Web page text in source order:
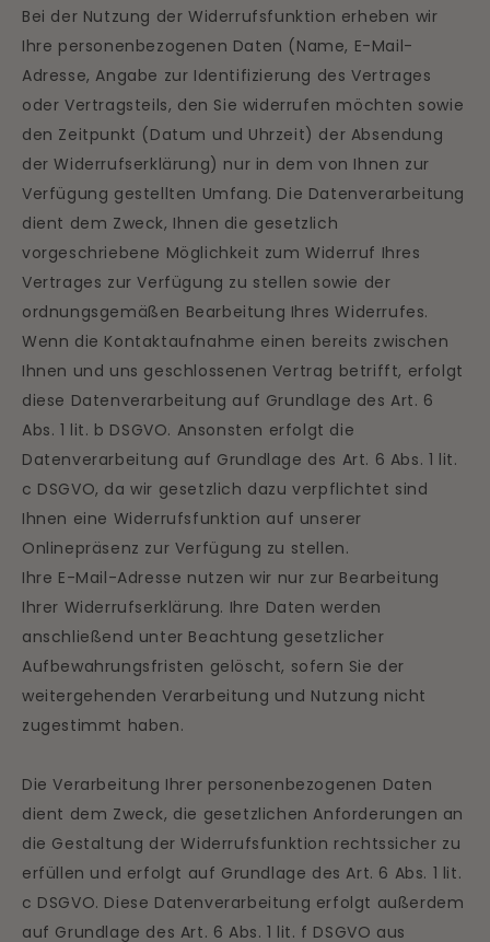
Bei der Nutzung der Widerrufsfunktion erheben wir
Ihre personenbezogenen Daten (Name, E-Mail-
Adresse, Angabe zur Identifizierung des Vertrages
oder Vertragsteils, den Sie widerrufen möchten sowie
den Zeitpunkt (Datum und Uhrzeit) der Absendung
der Widerrufserklärung) nur in dem von Ihnen zur
Verfügung gestellten Umfang. Die Datenverarbeitung
dient dem Zweck, Ihnen die gesetzlich
vorgeschriebene Möglichkeit zum Widerruf Ihres
Vertrages zur Verfügung zu stellen sowie der
ordnungsgemäßen Bearbeitung Ihres Widerrufes.
Wenn die Kontaktaufnahme einen bereits zwischen
Ihnen und uns geschlossenen Vertrag betrifft, erfolgt
diese Datenverarbeitung auf Grundlage des Art. 6
Abs. 1 lit. b DSGVO. Ansonsten erfolgt die
Datenverarbeitung auf Grundlage des Art. 6 Abs. 1 lit.
c DSGVO, da wir gesetzlich dazu verpflichtet sind
Ihnen eine Widerrufsfunktion auf unserer
Onlinepräsenz zur Verfügung zu stellen.
Ihre E-Mail-Adresse nutzen wir nur zur Bearbeitung
Ihrer Widerrufserklärung. Ihre Daten werden
anschließend unter Beachtung gesetzlicher
Aufbewahrungsfristen gelöscht, sofern Sie der
weitergehenden Verarbeitung und Nutzung nicht
zugestimmt haben.
Die Verarbeitung Ihrer personenbezogenen Daten
dient dem Zweck, die gesetzlichen Anforderungen an
die Gestaltung der Widerrufsfunktion rechtssicher zu
erfüllen und erfolgt auf Grundlage des Art. 6 Abs. 1 lit.
c DSGVO. Diese Datenverarbeitung erfolgt außerdem
auf Grundlage des Art. 6 Abs. 1 lit. f DSGVO aus